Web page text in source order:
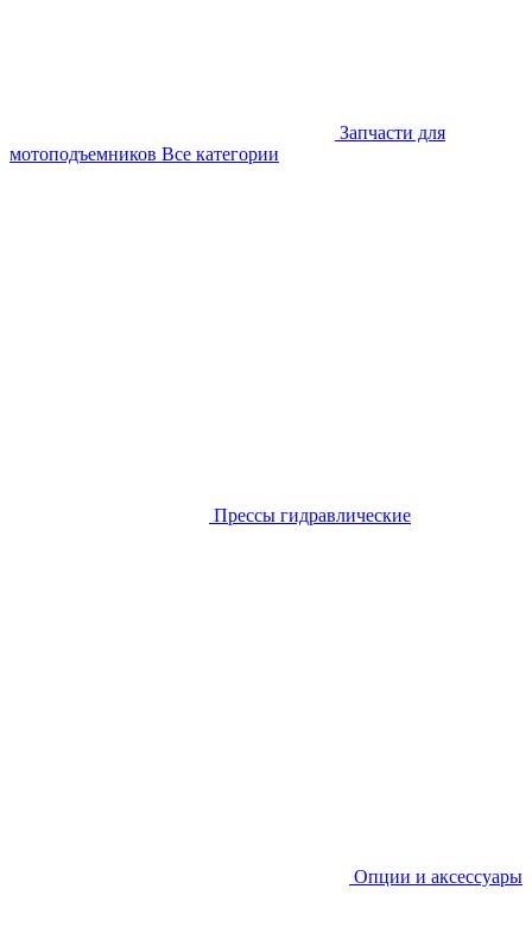
Запчасти для
мотоподъемников Все категории
Прессы гидравлические
Опции и аксессуары